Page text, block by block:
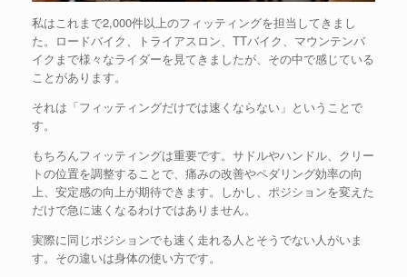
私はこれまで2,000件以上のフィッティングを担当してきまし
た。ロードバイク、トライアスロン、TTバイク、マウンテンバ
イクまで様々なライダーを見てきましたが、その中で感じている
ことがあります。
それは「フィッティングだけでは速くならない」ということで
す。
もちろんフィッティングは重要です。サドルやハンドル、クリー
トの位置を調整することで、痛みの改善やペダリング効率の向
上、安定感の向上が期待できます。しかし、ポジションを変えた
だけで急に速くなるわけではありません。
実際に同じポジションでも速く走れる人とそうでない人がいま
す。その違いは身体の使い方です。